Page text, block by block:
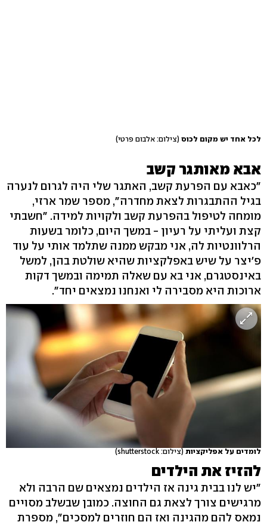
לכל אחד יש מקום לכוס (צילום: אלבום פרטי)
אבא מאותגר קשב
"כאבא עם הפרעת קשב, האתגר שלי היה לגרום לנערה
בגיל ההתבגרות לצאת מחדרה", מספר שמר ארזי,
מומחה לטיפול בהפרעת קשב ולקויות למידה. "חשבתי
קצת ועליתי על רעיון - במשך היום, כלומר בשעות
הרלוונטיות לה, אני מבקש ממנה שתלמד אותי על עוד
פ'יצר על שיש באפלקציות שהיא שולטת בהן, למשל
באינסטגרם, אני בא עם שאלה תמימה ובמשך דקות
ארוכות היא מסבירה לי ואנחנו נמצאים יחד".
לומדים על אפליקציות (צילום: shutterstock)
להזיז את הילדים
"יש לנו בבית גינה אז הילדים נמצאים שם הרבה ולא
מרגישים צורך לצאת גם החוצה. כמובן שבשלב מסויים
נמאס להם מהגינה ואז הם חוזרים למסכים", מספרת